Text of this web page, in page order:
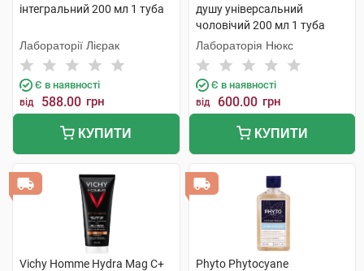
інтегральний 200 мл 1 туба
Лабораторії Лієрак
Є в наявності
від 588.00 грн
КУПИТИ
душу універсальний
чоловічий 200 мл 1 туба
Лабораторія Нюкс
Є в наявності
від 600.00 грн
КУПИТИ
Vichy Homme Hydra Mag C+
Phyto Phytocyane